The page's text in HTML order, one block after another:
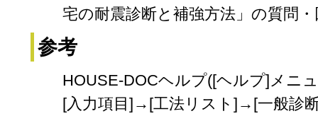
宅の耐震診断と補強方法」の質問
参考
HOUSE-DOCヘルプ([ヘルプ]メニ
[入力項目]→[工法リスト]→[一般診